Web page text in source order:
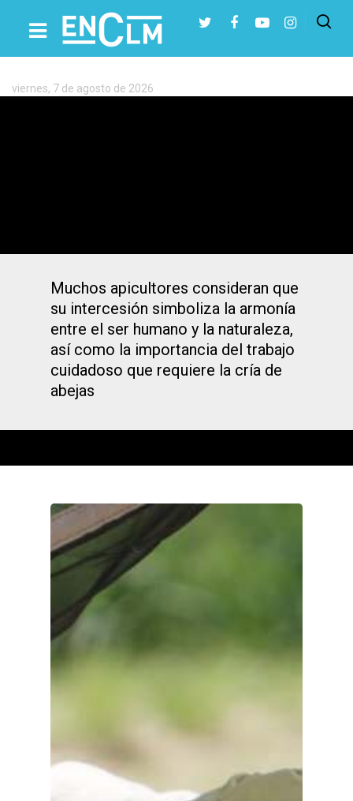
Etiqueta:
San
Valentín
Presiona Intro para buscar o ESC para cerrar
viernes, 7 de agosto de 2026
Muchos apicultores consideran que
su intercesión simboliza la armonía
entre el ser humano y la naturaleza,
así como la importancia del trabajo
cuidadoso que requiere la cría de
abejas